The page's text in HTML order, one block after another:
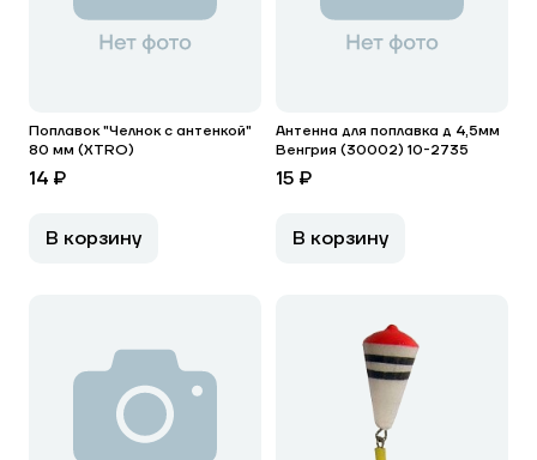
Поплавок "Челнок с антенкой"
80 мм (XTRO)
14 ₽
В корзину
Антенна для поплавка д 4,5мм
Венгрия (30002) 10-2735
15 ₽
В корзину